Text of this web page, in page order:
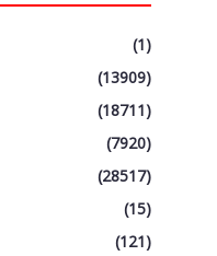
(1)
(13909)
(18711)
(7920)
(28517)
(15)
(121)